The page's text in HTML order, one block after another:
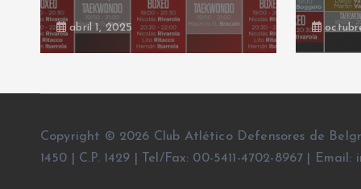
abril 1, 2025
Copyright © 2026 Club Atlético Defensores de
1450 | C.P. 1429 | Tel/Fax: 00-5411-4702-8967 |